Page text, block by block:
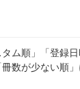
ム順」「登録
数が少ない順